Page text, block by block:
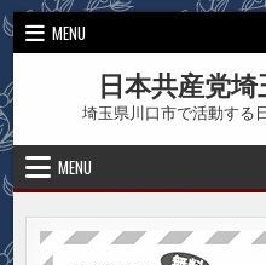
Skip
MENU
日本共産党埼
埼玉県川口市で活動する
MENU